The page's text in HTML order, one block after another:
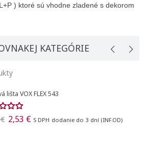
) ktoré sú vhodne zladené s dekorom
KATEGÓRIE
lišta VOX FLEX 543
2,53 € S DPH dodanie do 3 dní (INF.OD)